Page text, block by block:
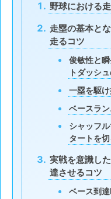
野球における
走塁の基本と
走るコツ
俊敏性と
トダッシ
一塁を駆
ベースラ
シャッフ
タートを
実戦を意識し
達させるコツ
ベース到